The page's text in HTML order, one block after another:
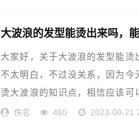
大家好，关于大波浪的发型能烫
不太明白，不过没关系，因为今
烫大波浪的知识点，相信应该
可以解……
佚名 460 2023-08-21